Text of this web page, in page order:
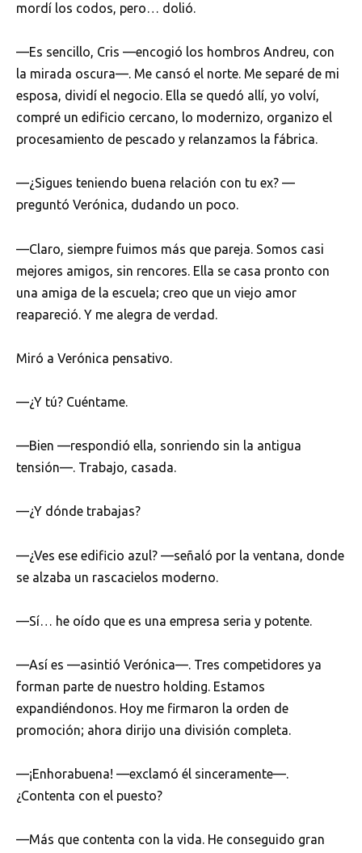
mordí los codos, pero… dolió.
—Es sencillo, Cris —encogió los hombros Andreu, con
la mirada oscura—. Me cansó el norte. Me separé de mi
esposa, dividí el negocio. Ella se quedó allí, yo volví,
compré un edificio cercano, lo modernizo, organizo el
procesamiento de pescado y relanzamos la fábrica.
—¿Sigues teniendo buena relación con tu ex? —
preguntó Verónica, dudando un poco.
—Claro, siempre fuimos más que pareja. Somos casi
mejores amigos, sin rencores. Ella se casa pronto con
una amiga de la escuela; creo que un viejo amor
reapareció. Y me alegra de verdad.
Miró a Verónica pensativo.
—¿Y tú? Cuéntame.
—Bien —respondió ella, sonriendo sin la antigua
tensión—. Trabajo, casada.
—¿Y dónde trabajas?
—¿Ves ese edificio azul? —señaló por la ventana, donde
se alzaba un rascacielos moderno.
—Sí… he oído que es una empresa seria y potente.
—Así es —asintió Verónica—. Tres competidores ya
forman parte de nuestro holding. Estamos
expandiéndonos. Hoy me firmaron la orden de
promoción; ahora dirijo una división completa.
—¡Enhorabuena! —exclamó él sinceramente—.
¿Contenta con el puesto?
—Más que contenta con la vida. He conseguido gran